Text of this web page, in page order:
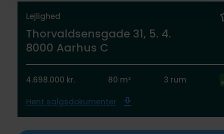
Lejlighed
Thorvaldsensgade 31, 5. 4.
8000 Aarhus C
4.698.000 kr. 80 m² 3 rum
Hent salgsdokumenter